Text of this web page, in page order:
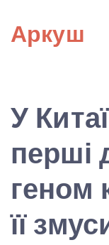
content
Аркуш
У
перші
геном
її